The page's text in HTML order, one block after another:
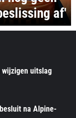
af'
wijzigen uitslag
na Alpine-